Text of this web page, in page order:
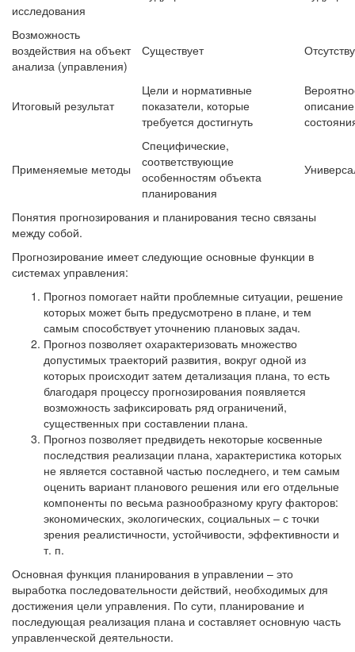
исследования
Возможность
воздействия на объект
анализа (управления)
Существует
Итоговый результат
Цели и нормативные
показатели, которые
требуется достигнуть
Применяемые методы
Специфические,
соответствующие
особенностям объекта
планирования
Понятия прогнозирования и планирования тесно связаны
между собой.
Прогнозирование имеет следующие основные функции в
системах управления:
Прогноз помогает найти проблемные ситуации, решение
которых может быть предусмотрено в плане, и тем
самым способствует уточнению плановых задач.
Прогноз позволяет охарактеризовать множество
допустимых траекторий развития, вокруг одной из
которых происходит затем детализация плана, то есть
благодаря про­цессу прогнозирования появляется
возможность зафиксировать ряд ограничений,
существенных при составлении плана.
Прогноз позволяет предвидеть некоторые косвенные
последствия реализации плана, характеристика которых
не является составной частью последнего, и тем самым
оценить вариант планового решения или его отдельные
компоненты по весьма разнообразному кругу факторов:
экономических, экологических, социальных – с точки
зрения реалистичности, устойчивости, эффективности и
т. п.
Основная функция планирования в управлении – это
выработка последовательности действий, необходимых для
достижения цели управления. По сути, планирование и
последующая реализация плана и составляет основную часть
управленческой деятельности.